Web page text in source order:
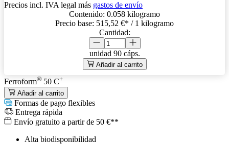
Precios incl. IVA legal más gastos de envío
Contenido: 0.058 kilogramo
Precio base: 515,52 €* / 1 kilogramo
Cantidad:
unidad 90 cáps.
Añadir al carrito
Ferroform® 50 C+
Añadir al carrito
Formas de pago flexibles
Entrega rápida
Envío gratuito a partir de 50 €**
Alta biodisponibilidad